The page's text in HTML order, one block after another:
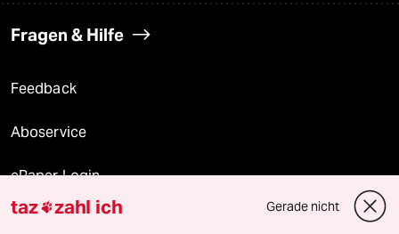
Fragen & Hilfe
Feedback
Aboservice
ePaper Login
Downloads für Abonnierende
taz zahl ich Gerade nicht